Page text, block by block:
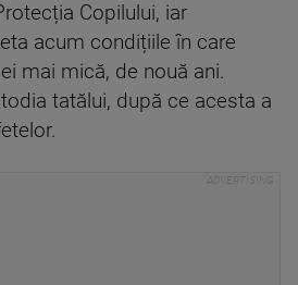
Copilului, iar
acum condițiile în care
mai mică, de nouă ani.
tatălui, după ce acesta a